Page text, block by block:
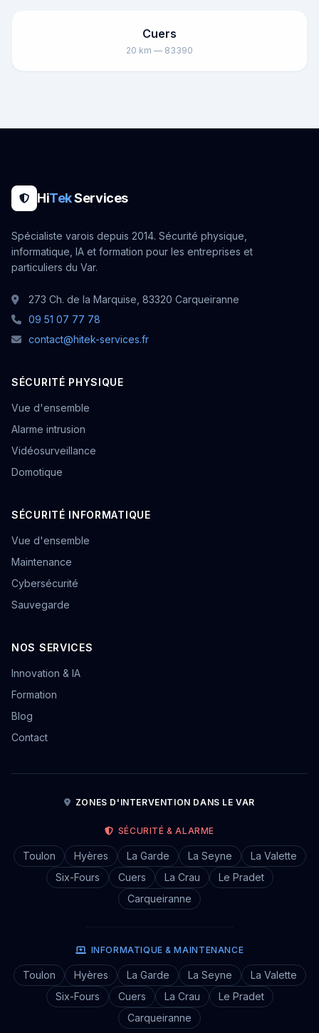
Cuers
20 km — 83390
HiTekServices
Spécialiste varois depuis 2014. Sécurité physique,
informatique, IA et formation pour les entreprises et
particuliers du Var.
273 Ch. de la Marquise, 83320 Carqueiranne
09 51 07 77 78
contact@hitek-services.fr
SÉCURITÉ PHYSIQUE
Vue d'ensemble
Alarme intrusion
Vidéosurveillance
Domotique
SÉCURITÉ INFORMATIQUE
Vue d'ensemble
Maintenance
Cybersécurité
Sauvegarde
NOS SERVICES
Innovation & IA
Formation
Blog
Contact
ZONES D'INTERVENTION DANS LE VAR
SÉCURITÉ & ALARME
Toulon Hyères La Garde La Seyne
La Valette
Six-Fours
Cuers La Crau
Le Pradet
Carqueiranne
INFORMATIQUE & MAINTENANCE
Toulon Hyères La Garde La Seyne
La Valette
Six-Fours
Cuers La Crau
Le Pradet
Carqueiranne